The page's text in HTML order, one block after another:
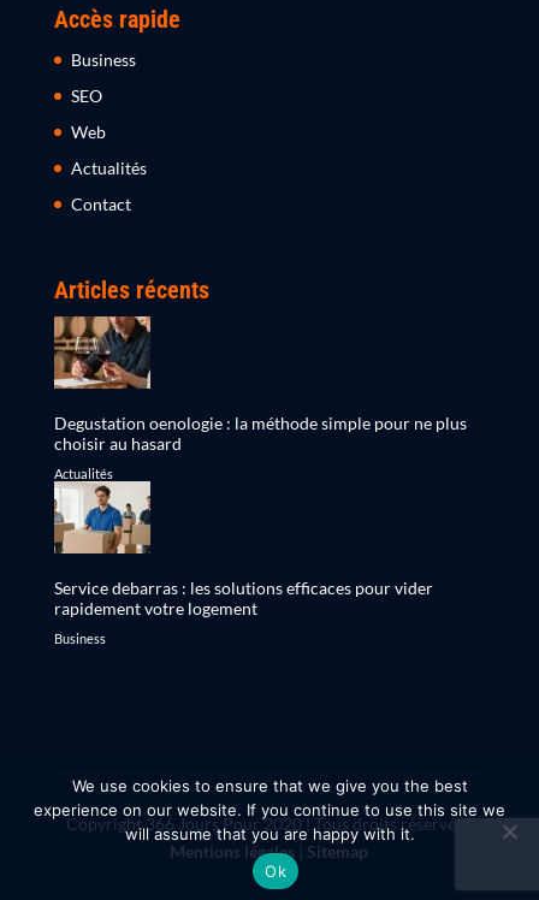
Accès rapide
Business
SEO
Web
Actualités
Contact
Articles récents
Degustation oenologie : la méthode simple pour ne plus
choisir au hasard
Actualités
Service debarras : les solutions efficaces pour vider
rapidement votre logement
Business
Copyright 366 Jours Pour 2020 | Tous droits réservés |
Mentions légales
Sitemap
We use cookies to ensure that we give you the best
experience on our website. If you continue to use this site we
will assume that you are happy with it.
Ok